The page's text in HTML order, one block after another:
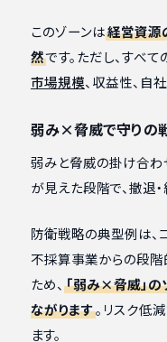
このゾーンは経営資源
然です。ただし、すべ
市場規模、収益性、自
弱み×脅威で守りの
弱みと脅威の掛け合わ
が見えた段階で、撤退
防衛戦略の典型例は、
不採算事業からの段
ため、 「弱み×脅威」の
ながります。リスク低
ます。